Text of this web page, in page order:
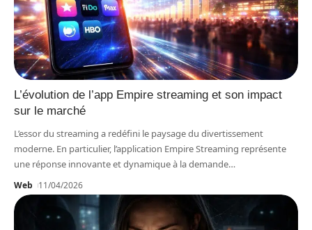
L’évolution de l’app Empire streaming et son impact
sur le marché
L’essor du streaming a redéfini le paysage du divertissement
moderne. En particulier, l’application Empire Streaming représente
une réponse innovante et dynamique à la demande…
Web 11/04/2026